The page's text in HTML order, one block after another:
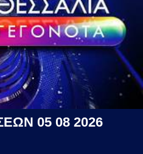
05 08 2026